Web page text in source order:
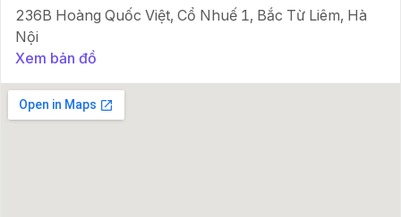
236B Hoàng Quốc Việt, Cổ Nhuế 1, Bắc Từ Liêm, Hà
Nội
Xem bản đồ